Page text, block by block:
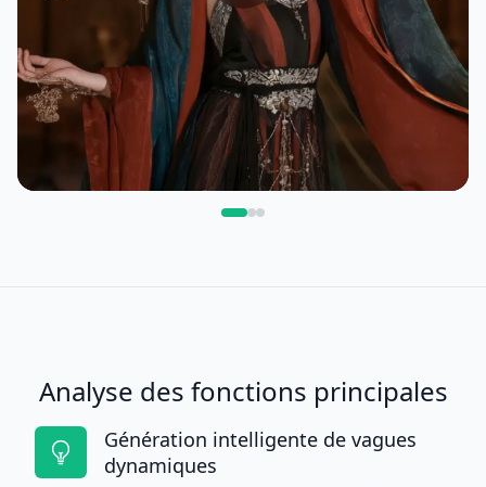
Analyse des fonctions principales
Génération intelligente de vagues
dynamiques